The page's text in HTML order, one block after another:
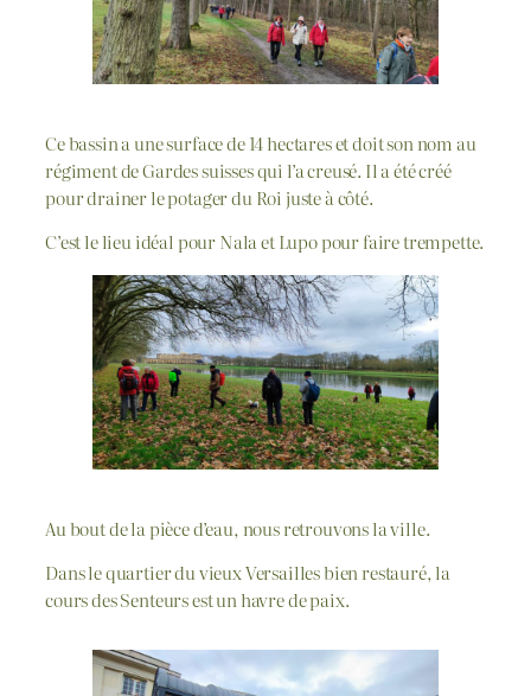
Ce bassin a une surface de 14 hectares et doit son nom au
régiment de Gardes suisses qui l’a creusé. Il a été créé
pour drainer le potager du Roi juste à côté.
C’est le lieu idéal pour Nala et Lupo pour faire trempette.
Au bout de la pièce d’eau, nous retrouvons la ville.
Dans le quartier du vieux Versailles bien restauré, la
cours des Senteurs est un havre de paix.